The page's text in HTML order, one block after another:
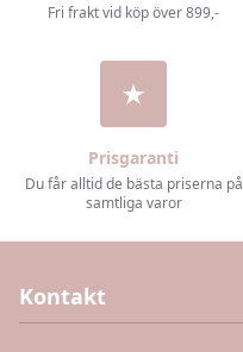
Fri frakt vid köp över 899,-
Prisgaranti
Du får alltid de bästa priserna på
samtliga varor
Kontakt